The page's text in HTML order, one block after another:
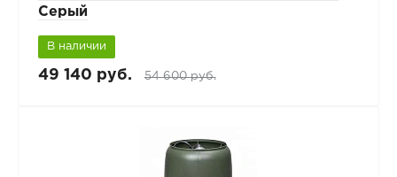
Серый
В наличии
49 140 руб. 54 600 руб.